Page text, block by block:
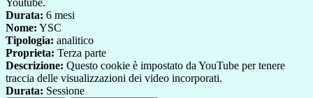
Youtube.
Durata: 6 mesi
Nome: YSC
Tipologia: analitico
Proprieta: Terza parte
Descrizione: Questo cookie è impostato da YouTube per tenere
traccia delle visualizzazioni dei video incorporati.
Durata: Sessione